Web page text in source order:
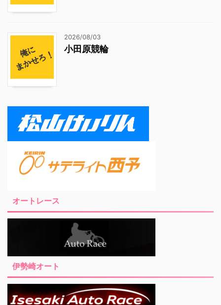
2026/08/03
小田原競輪
オートレース
伊勢崎オート